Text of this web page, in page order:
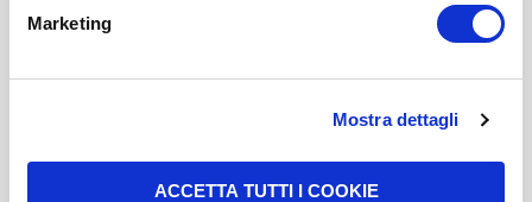
Marketing
Mostra dettagli
ACCETTA TUTTI I COOKIE
-